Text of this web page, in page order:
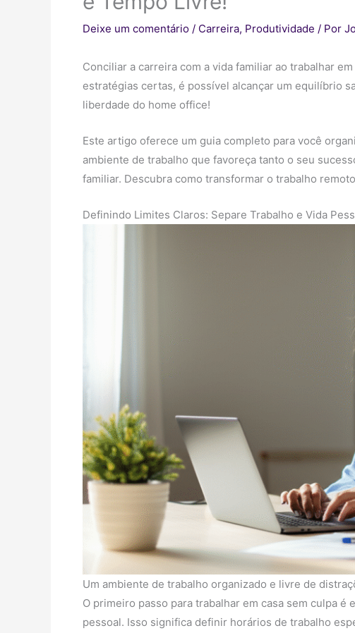
Deixe um comentário / Carreira, Produtividade / Por
Conciliar a carreira com a vida familiar ao trabalhar
estratégias certas, é possível alcançar um equilíbrio
liberdade do home office!
Este artigo oferece um guia completo para você
ambiente de trabalho que favoreça tanto o seu
familiar. Descubra como transformar o trabalho
Definindo Limites Claros: Separe Trabalho e Vida
Um ambiente de trabalho organizado e livre de
O primeiro passo para trabalhar em casa sem culpa
pessoal. Isso significa definir horários de trabalho